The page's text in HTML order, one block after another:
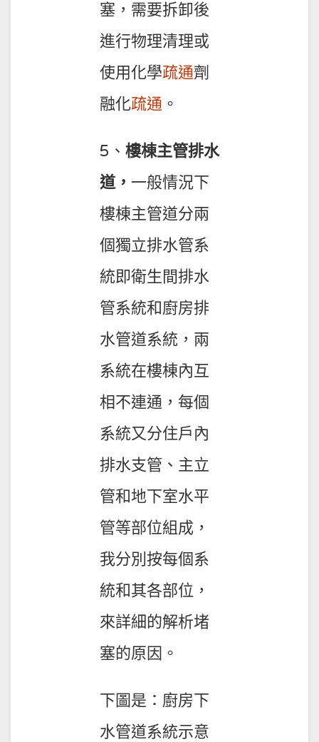
塞，需要拆卸後
進行物理清理或
使用化學疏通劑
融化疏通 。
5、 樓棟主管排水
道， 一般情況下
樓棟主管道分兩
個獨立排水管系
統即衛生間排水
管系統和廚房排
水管道系統，兩
系統在樓棟內互
相不連通，每個
系統又分住戶內
排水支管、主立
管和地下室水平
管等部位組成，
我分別按每個系
統和其各部位，
來詳細的解析堵
塞的原因。
下圖是：廚房下
水管道系統示意